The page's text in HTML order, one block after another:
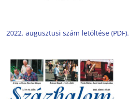
2022. augusztusi szám letöltése (PDF).